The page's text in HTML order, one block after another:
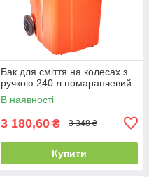
Бак для сміття на колесах з
ручкою 240 л помаранчевий
В наявності
3 180,60 ₴ 3 348 ₴
Купити